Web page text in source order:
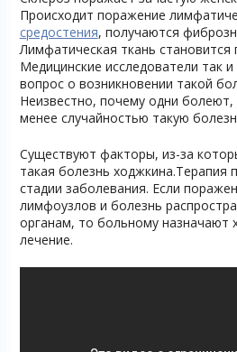
Происходит поражение
средостения, получаются
Лимфатическая ткань становится
Медицинские исследователи так
вопрос о возникновении такой
Неизвестно, почему одни болеют,
менее случайностью такую
Существуют факторы, из-за
такая болезнь ходжкина.Терапия
стадии заболевания. Если
лимфоузлов и болезнь
органам, то больному назначают
лечение.